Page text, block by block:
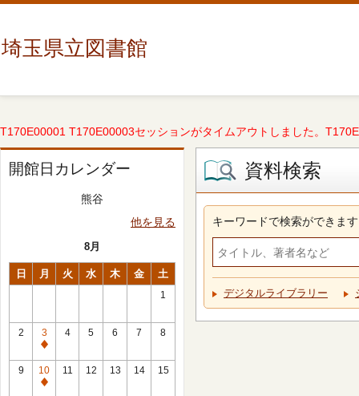
埼玉県立図書館
T170E00001 T170E00003セッションがタイムアウトしました。
開館日カレンダー
熊谷
他を見る
8月
日 月 火 水 木 金 土
1
2
3
休
館
日
4 5 6 7 8
9
10
休
11 12 13 14 15
資料検索
キーワードで検索ができます
デジタルライブラリー